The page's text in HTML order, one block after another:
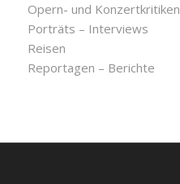
Opern- und Konzertkritiken
Porträts – Interviews
Reisen
Reportagen – Berichte